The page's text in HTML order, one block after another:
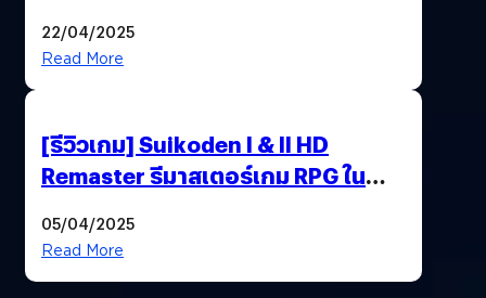
22/04/2025
Read More
[รีวิวเกม] Suikoden I & II HD
Remaster รีมาสเตอร์เกม RPG ใน
05/04/2025
Read More